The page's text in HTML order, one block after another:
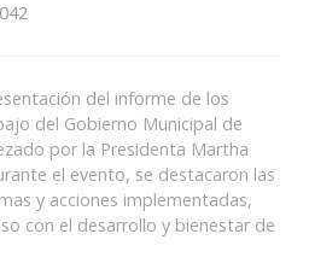
del informe de los
del Gobierno Municipal de
por la Presidenta Martha
el evento, se destacaron las
y acciones implementadas,
con el desarrollo y bienestar de